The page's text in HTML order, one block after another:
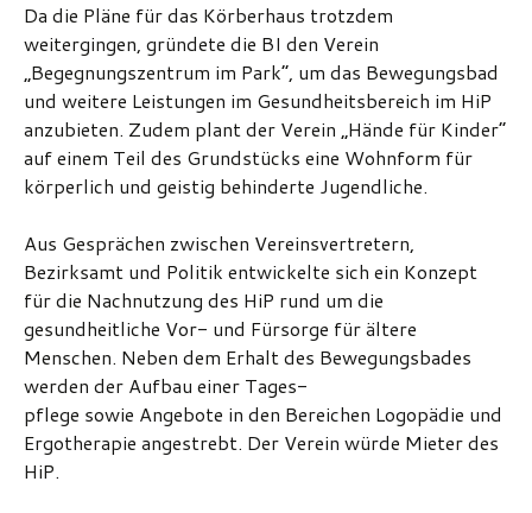
Da die Pläne für das Körberhaus trotzdem
weitergingen, gründete die BI den Verein
„Begegnungszentrum im Park“, um das Bewegungsbad
und weitere Leistungen im Gesundheitsbereich im HiP
anzubieten. Zudem plant der Verein „Hände für Kinder“
auf einem Teil des Grundstücks eine Wohnform für
körperlich und geistig behinderte Jugendliche.
Aus Gesprächen zwischen Vereinsvertretern,
Bezirksamt und Politik entwickelte sich ein Konzept
für die Nachnutzung des HiP rund um die
gesundheitliche Vor- und Fürsorge für ältere
Menschen. Neben dem Erhalt des Bewegungsbades
werden der Aufbau einer Tages-
pflege sowie Angebote in den Bereichen Logopädie und
Ergotherapie angestrebt. Der Verein würde Mieter des
HiP.